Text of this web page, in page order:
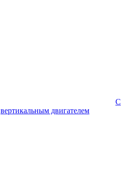
С
вертикальным двигателем